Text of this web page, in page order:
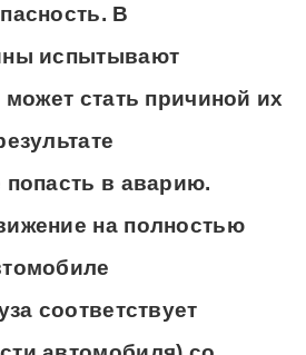
В
испытывают
может стать причиной их
в аварию.
на полностью
соответствует